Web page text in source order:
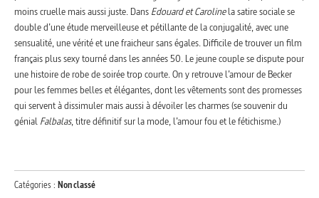
moins cruelle mais aussi juste. Dans Edouard et Carolinela satire sociale se
double d’une étude merveilleuse et pétillante de la conjugalité, avec une
sensualité, une vérité et une fraicheur sans égales. Difficile de trouver un film
français plus sexy tourné dans les années 50. Le jeune couple se dispute pour
une histoire de robe de soirée trop courte. On y retrouve l’amour de Becker
pour les femmes belles et élégantes, dont les vêtements sont des promesses
qui servent à dissimuler mais aussi à dévoiler les charmes (se souvenir du
génial Falbalas, titre définitif sur la mode, l’amour fou et le fétichisme.)
Catégories : Non classé